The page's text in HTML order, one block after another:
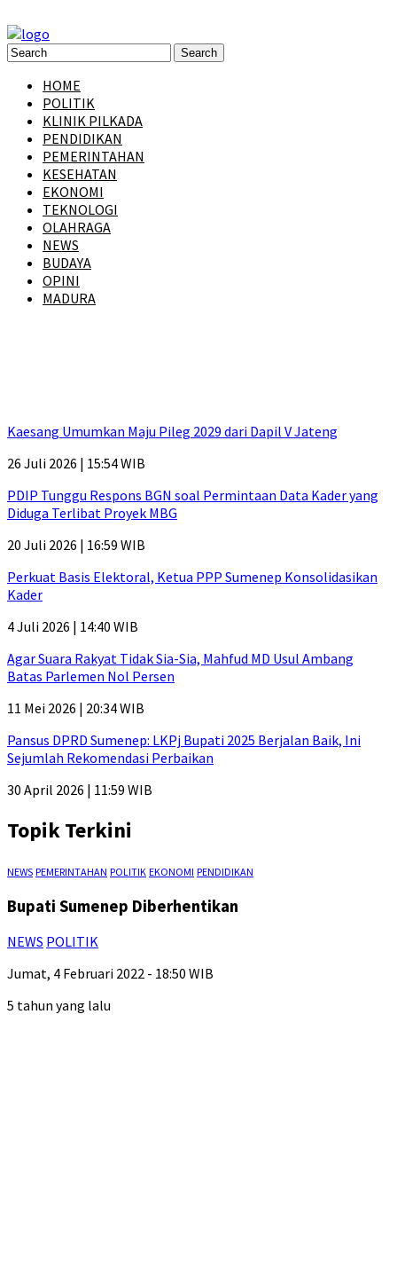
HOME
POLITIK
KLINIK PILKADA
PENDIDIKAN
PEMERINTAHAN
KESEHATAN
EKONOMI
TEKNOLOGI
OLAHRAGA
NEWS
BUDAYA
OPINI
MADURA
Kaesang Umumkan Maju Pileg 2029 dari Dapil V Jateng
26 Juli 2026 | 15:54 WIB
PDIP Tunggu Respons BGN soal Permintaan Data Kader yang
Diduga Terlibat Proyek MBG
20 Juli 2026 | 16:59 WIB
Perkuat Basis Elektoral, Ketua PPP Sumenep Konsolidasikan
Kader
4 Juli 2026 | 14:40 WIB
Agar Suara Rakyat Tidak Sia-Sia, Mahfud MD Usul Ambang
Batas Parlemen Nol Persen
11 Mei 2026 | 20:34 WIB
Pansus DPRD Sumenep: LKPj Bupati 2025 Berjalan Baik, Ini
Sejumlah Rekomendasi Perbaikan
30 April 2026 | 11:59 WIB
Topik Terkini
NEWS PEMERINTAHAN POLITIK EKONOMI PENDIDIKAN
Bupati Sumenep Diberhentikan
NEWS POLITIK
Jumat, 4 Februari 2022 - 18:50 WIB
5 tahun yang lalu